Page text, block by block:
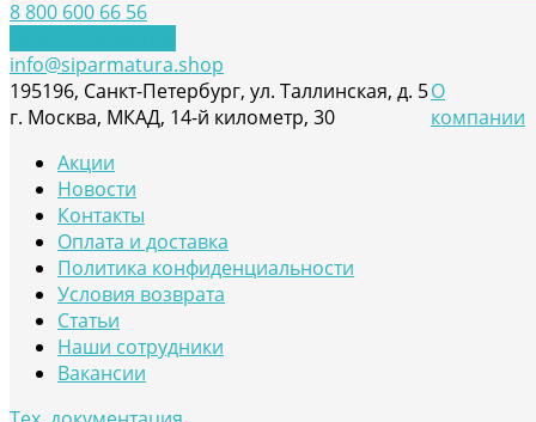
8 800 600 66 56
info@siparmatura.shop
195196, Санкт-Петербург, ул. Таллинская, д. 5
г. Москва, МКАД, 14-й километр, 30
О
компании
Акции
Новости
Контакты
Оплата и доставка
Политика конфиденциальности
Условия возврата
Статьи
Наши сотрудники
Вакансии